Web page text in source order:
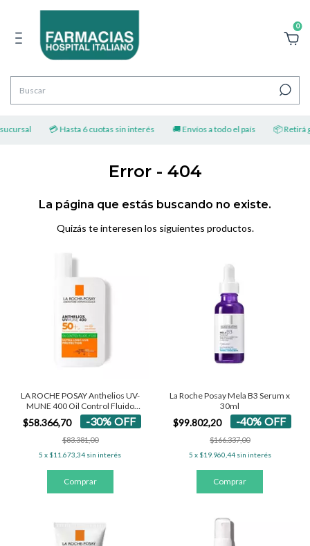
0
💳 Hasta 6 cuotas sin interés 🚚 Envíos a todo el país 📦 Retirá
Error - 404
La página que estás buscando no existe.
Quizás te interesen los siguientes productos.
LA ROCHE POSAY Anthelios UV-
MUNE 400 Oil Control Fluido
SPF50+
$58.366,70 -30%OFF
$83.381,00
5 x $11.673,34 sin interés
La Roche Posay Mela B3 Serum x
30ml
$99.802,20 -40% OFF
$166.337,00
5 x $19.960,44 sin interés